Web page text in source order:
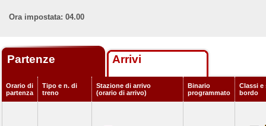
Ora impostata: 04.00
Partenze Arrivi
Orario di
partenza
Tipo e n. di
treno
Stazione di arrivo
(orario di arrivo)
Binario
programmato
Classi e
bordo